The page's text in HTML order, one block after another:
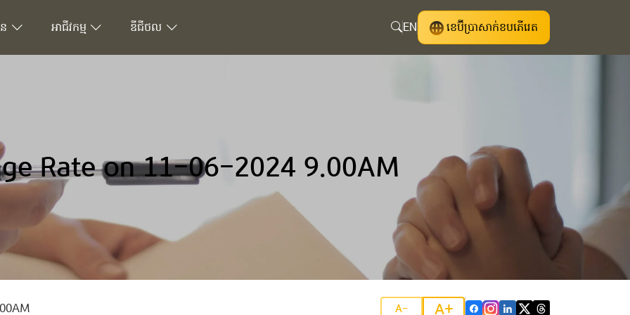
អាជីវកម្ម ឌីជីថល EN ខេប៊ីប្រាសាក់ខបភើរេត
Rate on 11-06-2024 9.00AM
A- A+